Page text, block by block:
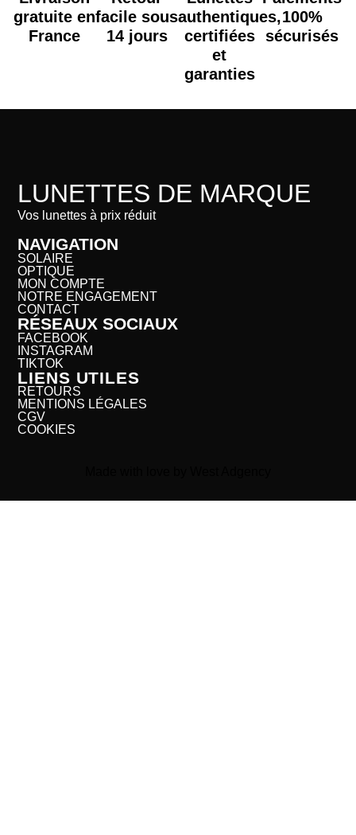
gratuite en
France
facile sous
14 jours
authentiques,
certifiées
et
garanties
100%
sécurisés
LUNETTES DE MARQUE
Vos lunettes à prix réduit
NAVIGATION
SOLAIRE
OPTIQUE
MON COMPTE
NOTRE ENGAGEMENT
CONTACT
RÉSEAUX SOCIAUX
FACEBOOK
INSTAGRAM
TIKTOK
LIENS UTILES
RETOURS
MENTIONS LÉGALES
CGV
COOKIES